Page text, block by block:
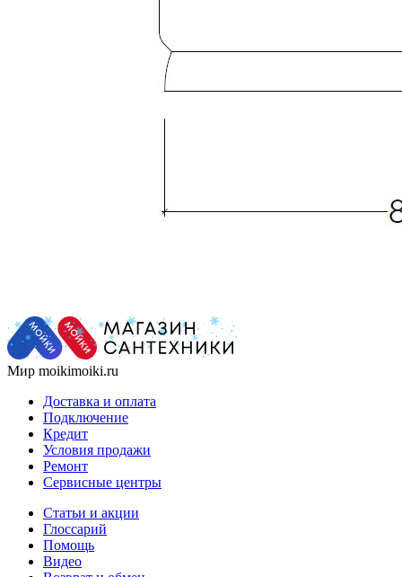
Мир moikimoiki.ru
Доставка и оплата
Подключение
Кредит
Условия продажи
Ремонт
Сервисные центры
Статьи и акции
Глоссарий
Помощь
Видео